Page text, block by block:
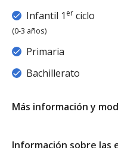
Infantil 1 er ciclo
(0-3 años)
Primaria
Bachillerato
Más información y
Información sobre las